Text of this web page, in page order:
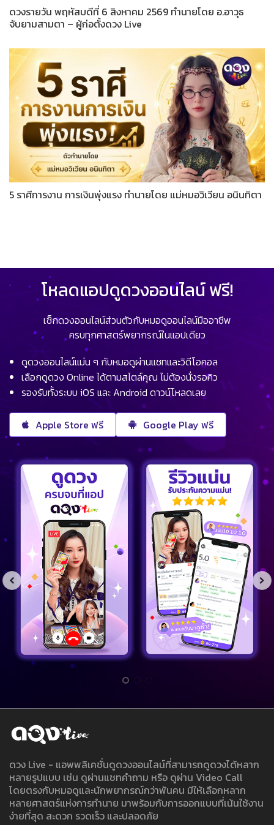
ดวงรายวัน พฤหัสบดีที่ 6 สิงหาคม 2569 ทำนายโดย อ.อาวุธ
จับยามสามตา – ผู้ก่อตั้งดวง Live
5 ราศีการงาน การเงินพุ่งแรง ทำนายโดย แม่หมอวิเวียน อนินทิตา
โหลดแอปดูดวงออนไลน์ ฟรี!
เช็กดวงออนไลน์ส่วนตัวกับหมอดูออนไลน์มืออาชีพ
ครบทุกศาสตร์พยากรณ์ในแอปเดียว
ดูดวงออนไลน์แม่น ๆ กับหมอดูผ่านแชทและวิดีโอคอล
เลือกดูดวง Online ได้ตามสไตล์คุณ ไม่ต้องนั่งรอคิว
รองรับทั้งระบบ iOS และ Android ดาวน์โหลดเลย
Apple Store ฟรี Google Play ฟรี
ดวง Live - แอพพลิเคชั่นดูดวงออนไลน์ที่สามารถดูดวงได้หลาก
หลายรูปแบบ เช่น ดูผ่านแชทคำถาม หรือ ดูผ่าน Video Call
โดยตรงกับหมอดูและนักพยากรณ์กว่าพันคน มีให้เลือกหลาก
หลายศาสตร์แห่งการทำนาย มาพร้อมกับการออกแบบที่เน้นใช้งาน
ง่ายที่สุด สะดวก รวดเร็ว และปลอดภัย